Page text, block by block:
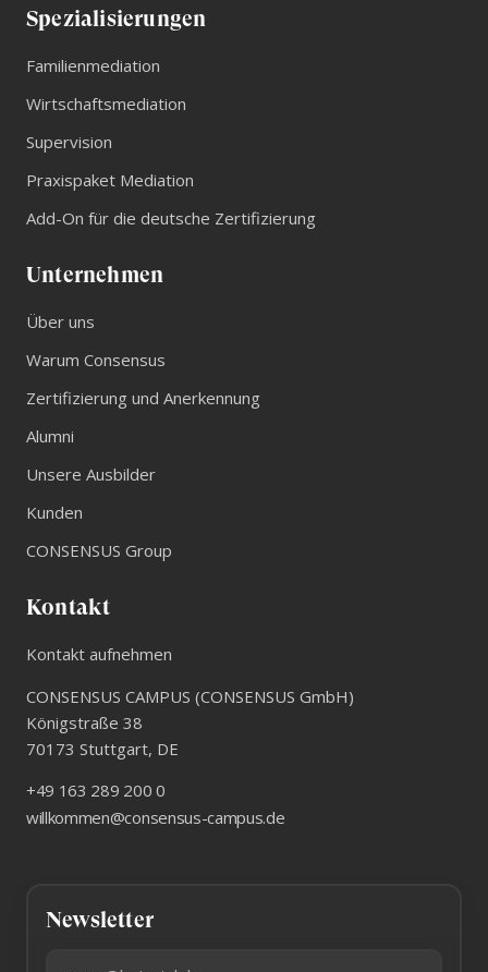
Spezialisierungen
Familienmediation
Wirtschaftsmediation
Supervision
Praxispaket Mediation
Add-On für die deutsche Zertifizierung
Unternehmen
Über uns
Warum Consensus
Zertifizierung und Anerkennung
Alumni
Unsere Ausbilder
Kunden
CONSENSUS Group
Kontakt
Kontakt aufnehmen
CONSENSUS CAMPUS (CONSENSUS GmbH)
Königstraße 38
70173 Stuttgart, DE
+49 163 289 200 0
willkommen@consensus-campus.de
Newsletter